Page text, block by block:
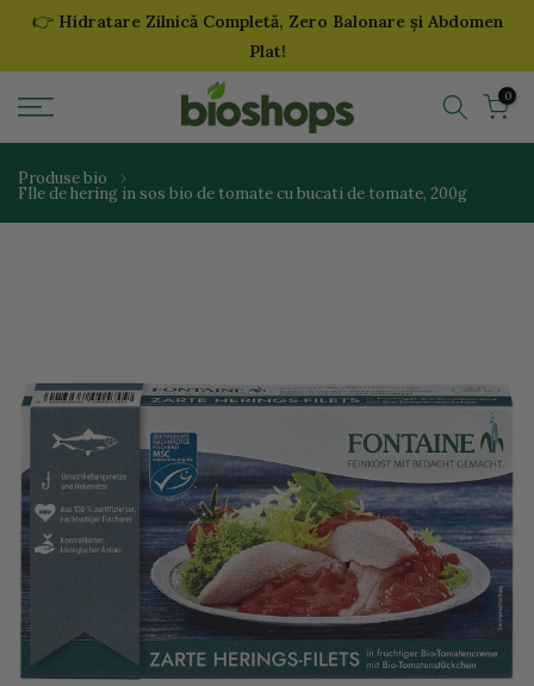
Sari
👉 Hidratare Zilnică Completă, Zero Balonare și Abdomen
Plat!
0
Produse bio
FIle de hering in sos bio de tomate cu bucati de tomate, 200g